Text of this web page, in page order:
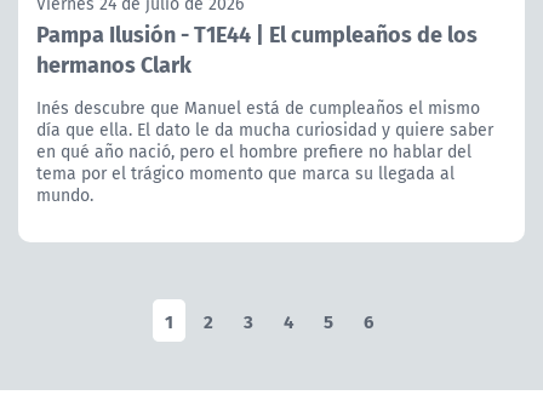
Pampa Ilusión - T1E44 | El cumpleaños de los
hermanos Clark
Inés descubre que Manuel está de cumpleaños el mismo
día que ella. El dato le da mucha curiosidad y quiere saber
en qué año nació, pero el hombre prefiere no hablar del
tema por el trágico momento que marca su llegada al
mundo.
1 2 3 4 5 6